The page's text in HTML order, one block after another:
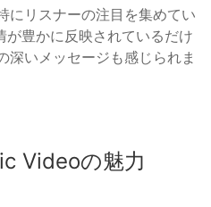
にリスナーの注目を集めてい
が豊かに反映されているだけ
深いメッセージも感じられま
Videoの魅力